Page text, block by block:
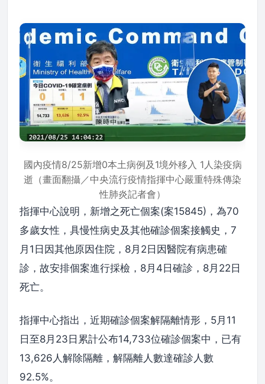
國內疫情8/25新增0本土病例及1境外移入 1人染疫病
逝（畫面翻攝／中央流行疫情指揮中心嚴重特殊傳染
性肺炎記者會）
指揮中心說明，新增之死亡個案(案15845)，為70
多歲女性，具慢性病史及其他確診個案接觸史，7
月1日因其他原因住院，8月2日因醫院有病患確
診，故安排個案進行採檢，8月4日確診，8月22日
死亡。
指揮中心指出，近期確診個案解隔離情形，5月11
日至8月23日累計公布14,733位確診個案中，已有
13,626人解除隔離，解隔離人數達確診人數
92.5%。